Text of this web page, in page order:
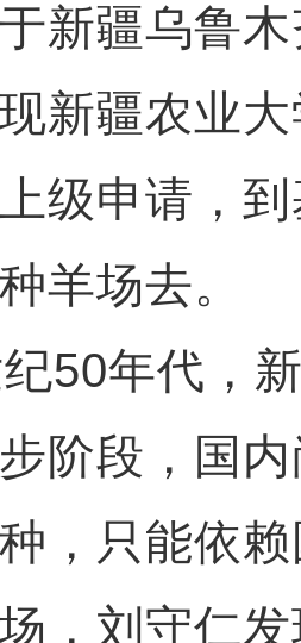
疆乌鲁木
新疆农业
级申请，
羊场去。
年代，新
阶段，国
，只能依
，刘守仁